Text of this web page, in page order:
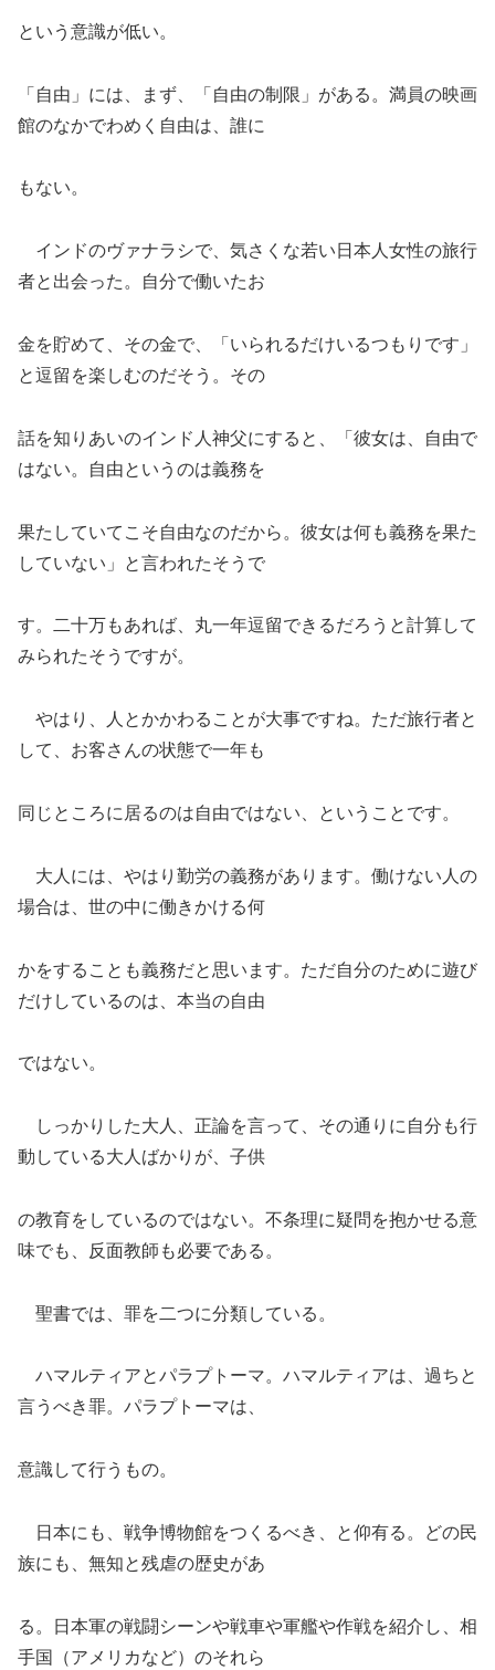
という意識が低い。
「自由」には、まず、「自由の制限」がある。満員の映画
館のなかでわめく自由は、誰に
もない。
インドのヴァナラシで、気さくな若い日本人女性の旅行
者と出会った。自分で働いたお
金を貯めて、その金で、「いられるだけいるつもりです」
と逗留を楽しむのだそう。その
話を知りあいのインド人神父にすると、「彼女は、自由で
はない。自由というのは義務を
果たしていてこそ自由なのだから。彼女は何も義務を果た
していない」と言われたそうで
す。二十万もあれば、丸一年逗留できるだろうと計算して
みられたそうですが。
やはり、人とかかわることが大事ですね。ただ旅行者と
して、お客さんの状態で一年も
同じところに居るのは自由ではない、ということです。
大人には、やはり勤労の義務があります。働けない人の
場合は、世の中に働きかける何
かをすることも義務だと思います。ただ自分のために遊び
だけしているのは、本当の自由
ではない。
しっかりした大人、正論を言って、その通りに自分も行
動している大人ばかりが、子供
の教育をしているのではない。不条理に疑問を抱かせる意
味でも、反面教師も必要である。
聖書では、罪を二つに分類している。
ハマルティアとパラプトーマ。ハマルティアは、過ちと
言うべき罪。パラプトーマは、
意識して行うもの。
日本にも、戦争博物館をつくるべき、と仰有る。どの民
族にも、無知と残虐の歴史があ
る。日本軍の戦闘シーンや戦車や軍艦や作戦を紹介し、相
手国（アメリカなど）のそれら